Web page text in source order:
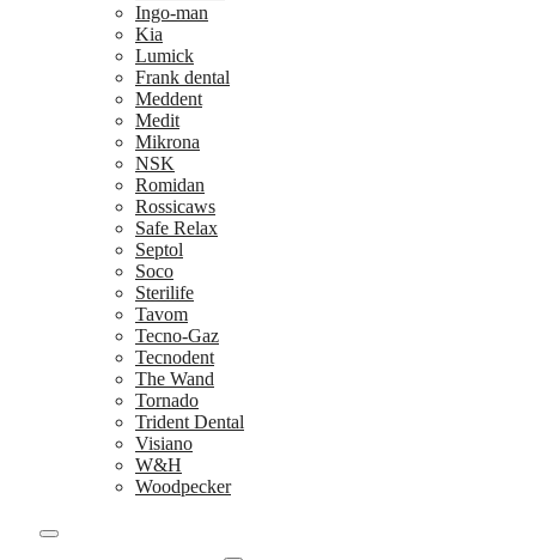
Ingo-man
Kia
Lumick
Frank dental
Meddent
Medit
Mikrona
NSK
Romidan
Rossicaws
Safe Relax
Septol
Soco
Sterilife
Tavom
Tecno-Gaz
Tecnodent
The Wand
Tornado
Trident Dental
Visiano
W&H
Woodpecker